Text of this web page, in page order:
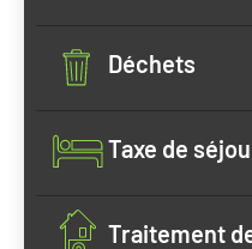
Déchets
Taxe de
Traitement